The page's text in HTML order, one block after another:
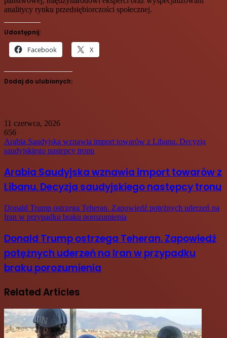
analitycy rynku przedsiębiorczości społecznej.
Udostępnij:
Facebook X
Dodaj do ulubionych:
11 czerwca, 2026
656
Arabia Saudyjska wznawia import towarów z Libanu. Decyzja
saudyjskiego następcy tronu
Arabia Saudyjska wznawia import towarów z
Libanu. Decyzja saudyjskiego następcy tronu
Donald Trump ostrzega Teheran. Zapowiedź potężnych uderzeń na
Iran w przypadku braku porozumienia
Donald Trump ostrzega Teheran. Zapowiedź
potężnych uderzeń na Iran w przypadku
braku porozumienia
Related Articles